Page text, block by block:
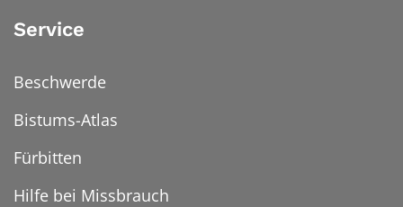
Service
Beschwerde
Bistums-Atlas
Fürbitten
Hilfe bei Missbrauch